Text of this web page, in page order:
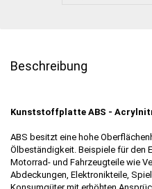
Beschreibung
Kunststoffplatte ABS -
ABS besitzt eine hohe
Ölbeständigkeit. Beispiele für den
Motorrad- und Fahrzeugteile wie
Abdeckungen, Elektronikteile,